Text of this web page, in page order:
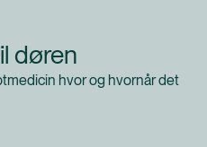
døren
hvor og hvornår det